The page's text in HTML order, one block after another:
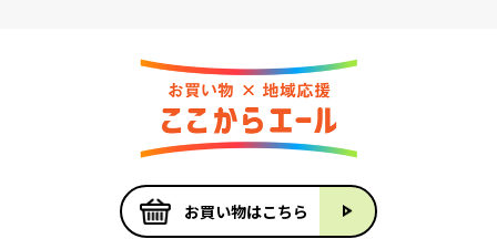
お買い物はこちら